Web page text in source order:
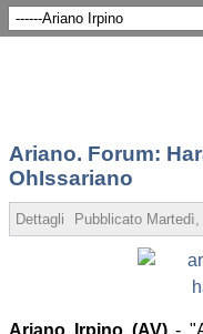
Ariano. Forum:
OhIssariano
Dettagli Pubblicato
Ariano Irpino (AV)-